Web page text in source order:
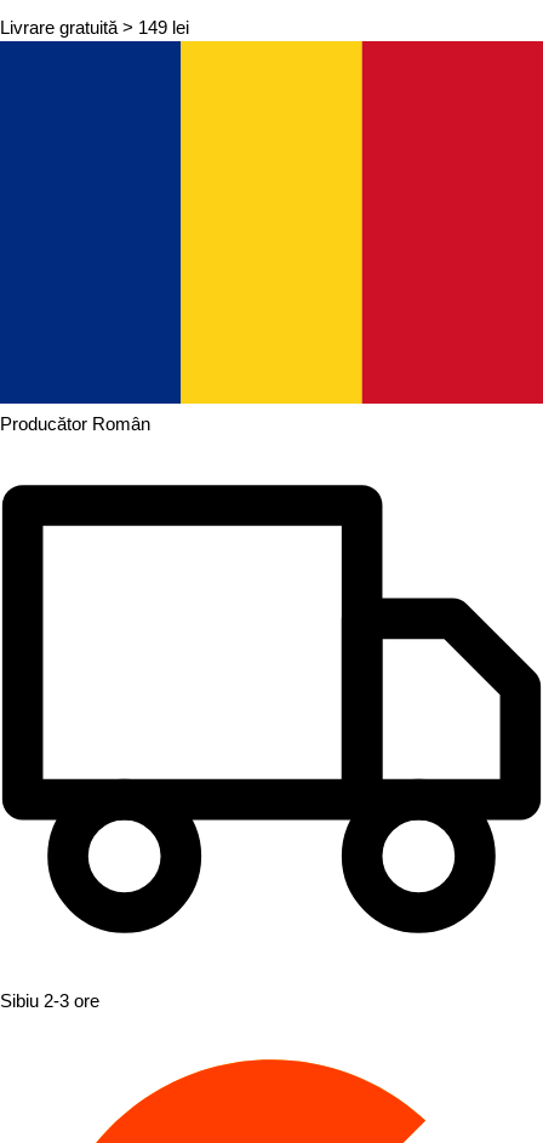
Livrare gratuită > 149 lei
Producător Român
Sibiu 2-3 ore